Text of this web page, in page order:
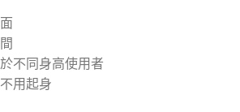
不同身高使用者
用起身